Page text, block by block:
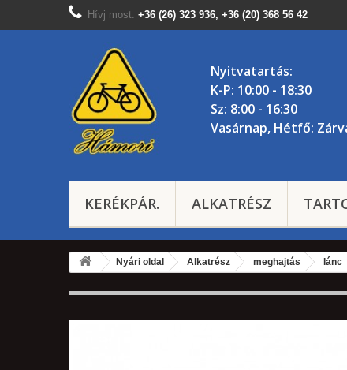
Hívj most: +36 (26) 323 936, +36 (20) 368 56 42
Nyitvatartás:
K-P: 10:00 - 18:30
Sz: 8:00 - 16:30
Vasárnap, Hétfő:
KERÉKPÁR. ALKATRÉSZ
Nyári oldal Alkatrész meghajtás lánc